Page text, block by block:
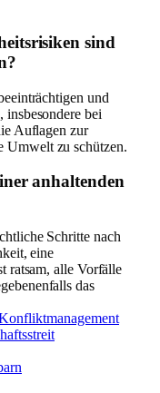
sind
und
insbesondere bei
Auflagen zur
Umwelt zu schützen.
anhaltenden
Schritte nach
eine
ratsam, alle Vorfälle
das